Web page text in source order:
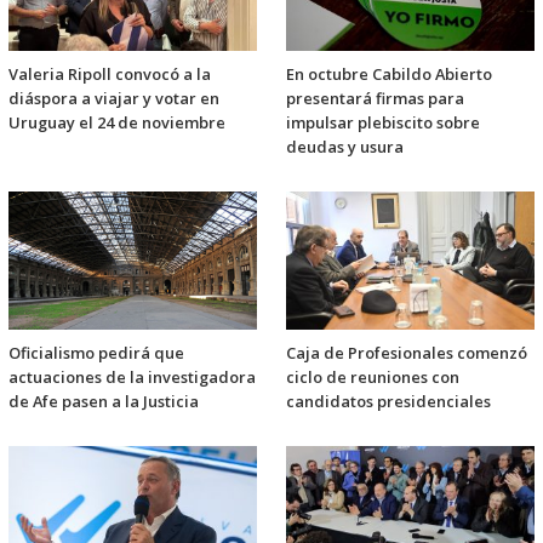
Valeria Ripoll convocó a la
diáspora a viajar y votar en
Uruguay el 24 de noviembre
En octubre Cabildo Abierto
presentará firmas para
impulsar plebiscito sobre
deudas y usura
Oficialismo pedirá que
actuaciones de la investigadora
de Afe pasen a la Justicia
Caja de Profesionales comenzó
ciclo de reuniones con
candidatos presidenciales